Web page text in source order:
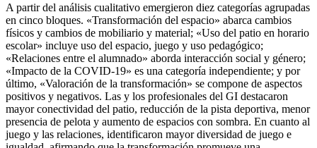
A partir del análisis cualitativo emergieron diez categorías agrupadas
en cinco bloques. «Transformación del espacio» abarca cambios
físicos y cambios de mobiliario y material; «Uso del patio en horario
escolar» incluye uso del espacio, juego y uso pedagógico;
«Relaciones entre el alumnado» aborda interacción social y género;
«Impacto de la COVID-19» es una categoría independiente; y por
último, «Valoración de la transformación» se compone de aspectos
positivos y negativos. Las y los profesionales del GI destacaron
mayor conectividad del patio, reducción de la pista deportiva, menor
presencia de pelota y aumento de espacios con sombra. En cuanto al
juego y las relaciones, identificaron mayor diversidad de juego e